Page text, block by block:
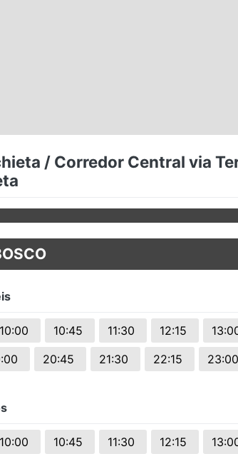
/ Corredor Central via
10:00 10:45 11:30 12:15
20:45 21:30 22:15 23:00
10:00 10:45 11:30 12:15